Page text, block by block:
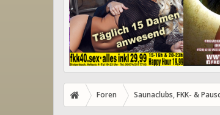
Foren Saunaclubs, FKK- &